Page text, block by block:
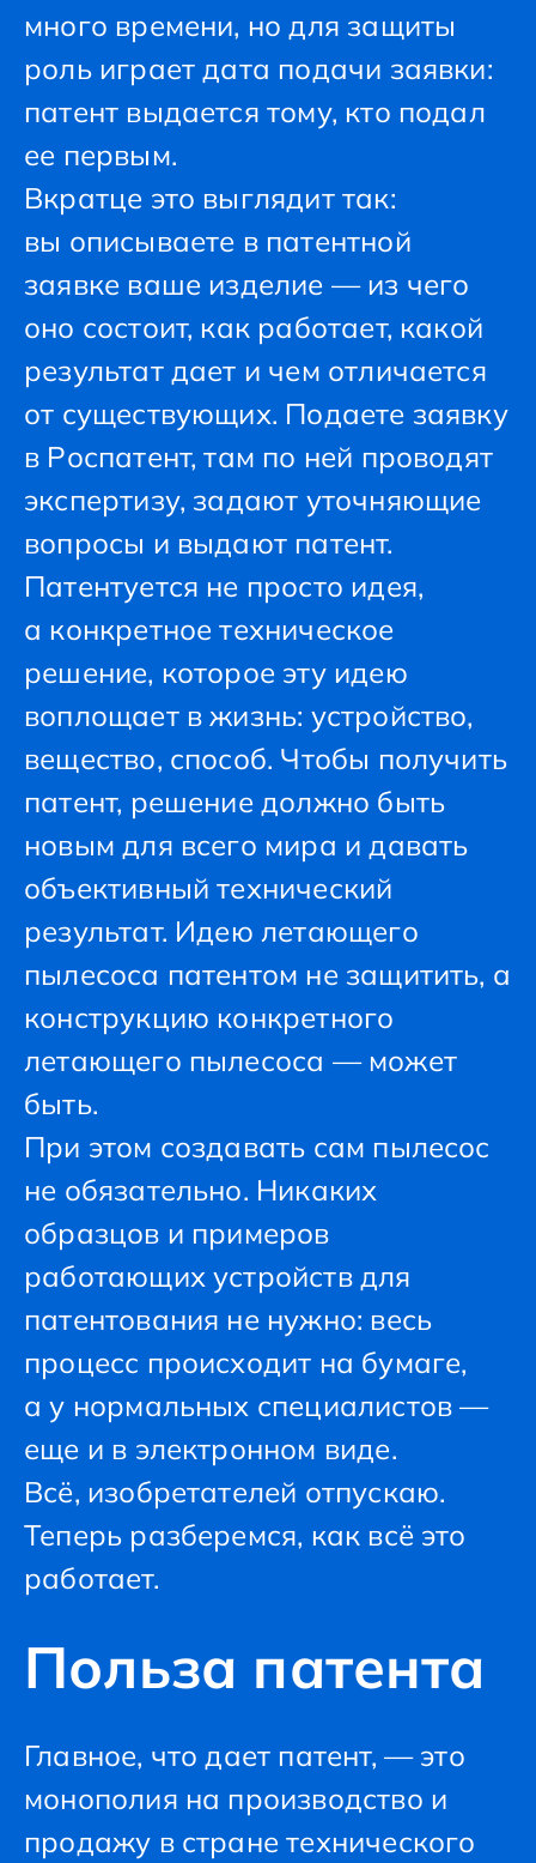
много времени, но для защиты
роль играет дата подачи заявки:
патент выдается тому, кто подал
ее первым.
Вкратце это выглядит так:
вы описываете в патентной
заявке ваше изделие — из чего
оно состоит, как работает, какой
результат дает и чем отличается
от существующих. Подаете заявку
в Роспатент, там по ней проводят
экспертизу, задают уточняющие
вопросы и выдают патент.
Патентуется не просто идея,
а конкретное техническое
решение, которое эту идею
воплощает в жизнь: устройство,
вещество, способ. Чтобы получить
патент, решение должно быть
новым для всего мира и давать
объективный технический
результат. Идею летающего
пылесоса патентом не защитить, а
конструкцию конкретного
летающего пылесоса — может
быть.
При этом создавать сам пылесос
не обязательно. Никаких
образцов и примеров
работающих устройств для
патентования не нужно: весь
процесс происходит на бумаге,
а у нормальных специалистов —
еще и в электронном виде.
Всё, изобретателей отпускаю.
Теперь разберемся, как всё это
работает.
Польза патента
Главное, что дает патент, — это
монополия на производство и
продажу в стране технического